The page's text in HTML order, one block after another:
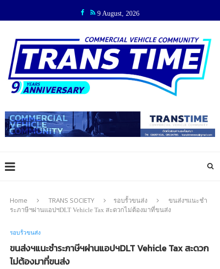
9 August, 2026
Home TRANS SOCIETY รอบรั้วขนส่ง
ขนส่งฯแนะชำ
ระภาษีฯผ่านแอปฯDLT Vehicle Tax สะดวกไม่ต้องมาที่ขนส่ง
รอบรั้วขนส่ง
ขนส่งฯแนะชำระภาษีฯผ่านแอปฯDLT Vehicle Tax สะดวก
ไม่ต้องมาที่ขนส่ง